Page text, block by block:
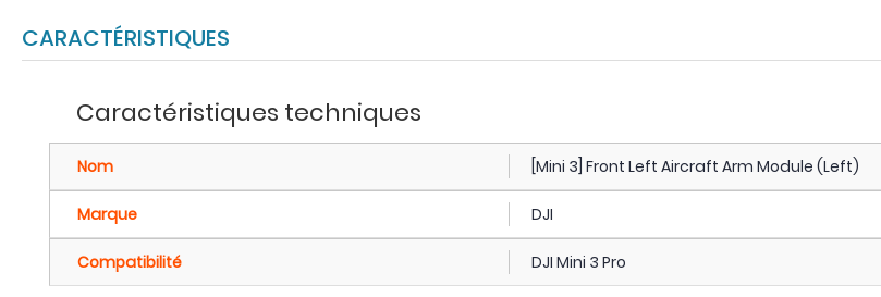
CARACTÉRISTIQUES
Caractéristiques techniques
Nom [Mini 3] Front Left Aircraft Arm Module (Left)
Marque DJI
Compatibilité DJI Mini 3 Pro